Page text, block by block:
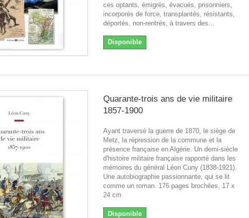
ces optants, émigrés, évacués, prisonniers,
incorporés de force, transplantés, résistants,
déportés, non-rentrés, à travers des...
Disponible
Quarante-trois ans de vie militaire
1857-1900
Ayant traversé la guerre de 1870, le siège de
Metz, la répression de la commune et la
présence française en Algérie. Un demi-siècle
d'histoire militaire française rapporté dans les
mémoires du général Léon Cuny (1838-1921).
Une autobiographie passionnante, qui se lit
comme un roman. 176 pages brochées, 17 x
24 cm
Disponible